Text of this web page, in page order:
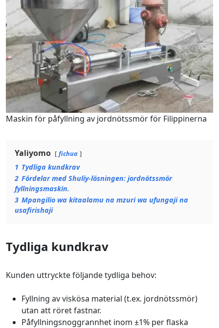
Maskin för påfyllning av jordnötssmör för Filippinerna
Yaliyomo fichua
1 Tydliga kundkrav
2 Fördelar med Shuliy-lösningen: jordnötssmör
fyllningsmaskin.
3 Mpangilio wa kitaalamu na mzuri wa ufungaji na
usafirishaji
Tydliga kundkrav
Kunden uttryckte följande tydliga behov:
Fyllning av viskösa material (t.ex. jordnötssmör)
utan att röret fastnar.
Påfyllningsnoggrannhet inom ±1% per flaska